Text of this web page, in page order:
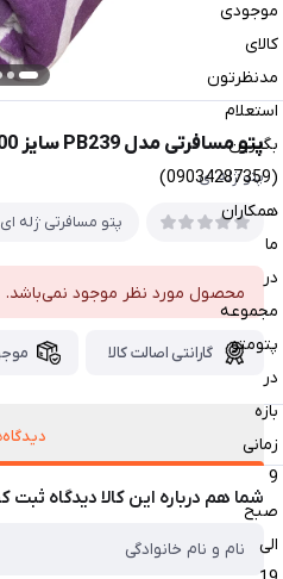
موجودی
کالای
مدنظرتون
استعلام
بگیرین
(09034287359)
همکاران
ما
در
مجموعه
پتومتو
در
بازه
زمانی
9
صبح
الی
پتو مسافرتی مدل PB239 سایز 175x200 سانتی متر
پتو ژله ای
پتو مسافرتی ژله
محصول مورد نظر موجود نمی‌باشد.
گارانتی اصالت کالا
شما هم درباره این کالا دیدگاه ثبت